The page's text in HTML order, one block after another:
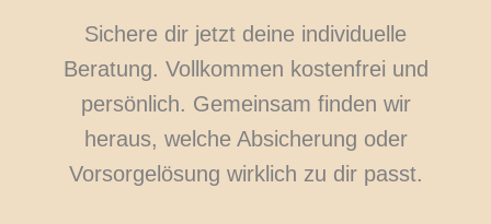
Sichere dir jetzt deine individuelle
Beratung. Vollkommen kostenfrei und
persönlich. Gemeinsam finden wir
heraus, welche Absicherung oder
Vorsorgelösung wirklich zu dir passt.